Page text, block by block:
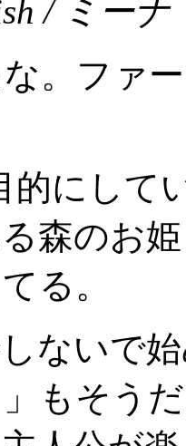
/ ミーナ
。ファ
的にして
森のお
る。
ないで
もそう